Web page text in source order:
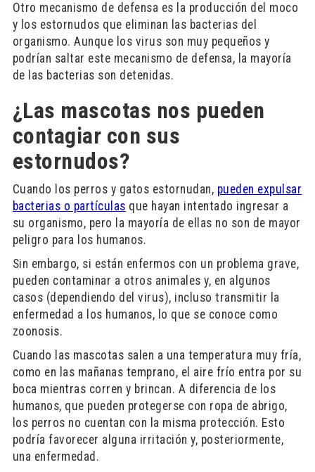
Otro mecanismo de defensa es la producción del moco
y los estornudos que eliminan las bacterias del
organismo. Aunque los virus son muy pequeños y
podrían saltar este mecanismo de defensa, la mayoría
de las bacterias son detenidas.
¿Las mascotas nos pueden
contagiar con sus
estornudos?
Cuando los perros y gatos estornudan, pueden expulsar
bacterias o partículas que hayan intentado ingresar a
su organismo, pero la mayoría de ellas no son de mayor
peligro para los humanos.
Sin embargo, si están enfermos con un problema grave,
pueden contaminar a otros animales y, en algunos
casos (dependiendo del virus), incluso transmitir la
enfermedad a los humanos, lo que se conoce como
zoonosis.
Cuando las mascotas salen a una temperatura muy fría,
como en las mañanas temprano, el aire frío entra por su
boca mientras corren y brincan. A diferencia de los
humanos, que pueden protegerse con ropa de abrigo,
los perros no cuentan con la misma protección. Esto
podría favorecer alguna irritación y, posteriormente,
una enfermedad.